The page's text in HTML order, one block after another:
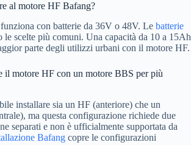
al motore HF Bafang?
con batterie da 36V o 48V. Le batterie
le scelte più comuni. Una capacità da 10 a 15Ah
parte degli utilizzi urbani con il motore HF.
il motore HF con un motore BBS per più
installare sia un HF (anteriore) che un
ma questa configurazione richiede due
separati e non è ufficialmente supportata da
Bafang copre le configurazioni